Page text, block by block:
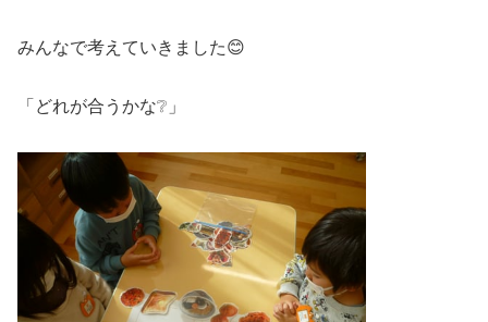
みんなで考えていきました😊
「どれが合うかな❔」